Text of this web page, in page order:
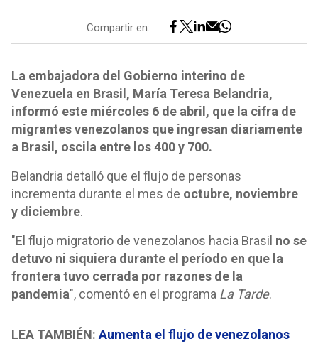
Compartir en:
La embajadora del Gobierno interino de
Venezuela en Brasil, María Teresa Belandria,
informó este miércoles 6 de abril, que la cifra de
migrantes venezolanos que ingresan diariamente
a Brasil, oscila entre los 400 y 700.
Belandria detalló que el flujo de personas
incrementa durante el mes de octubre, noviembre
y diciembre.
"El flujo migratorio de venezolanos hacia Brasil no se
detuvo ni siquiera durante el período en que la
frontera tuvo cerrada por razones de la
pandemia", comentó en el programa La Tarde.
LEA TAMBIÉN: Aumenta el flujo de venezolanos